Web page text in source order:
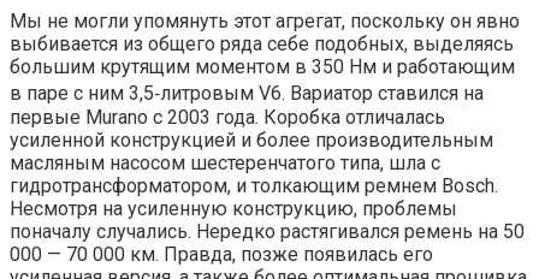
Мы не могли упомянуть этот агрегат, поскольку он явно
выбивается из общего ряда себе подобных, выделяясь
большим крутящим моментом в 350 Нм и работающим
в паре с ним 3,5‑литровым V6. Вариатор ставился на
первые Murano c 2003 года. Коробка отличалась
усиленной конструкцией и более производительным
масляным насосом шестеренчатого типа, шла с
гидротрансформатором, и толкающим ремнем Bosch.
Несмотря на усиленную конструкцию, проблемы
поначалу случались. Нередко растягивался ремень на 50
000 — 70 000 км. Правда, позже появилась его